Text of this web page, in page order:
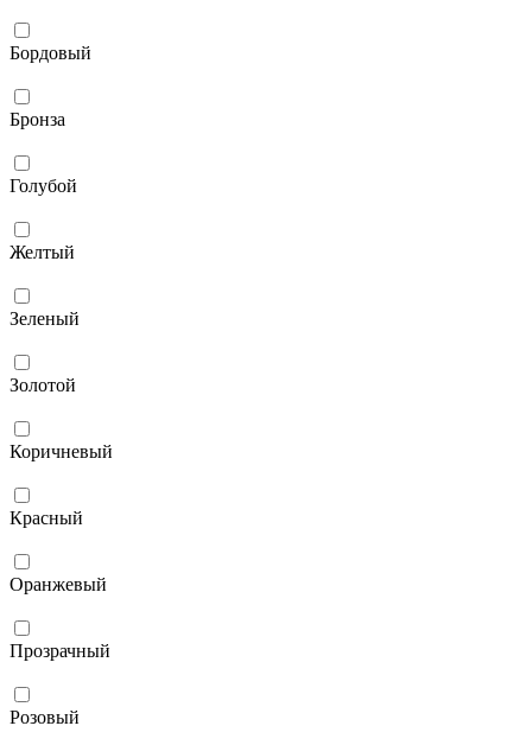
Бордовый
Бронза
Голубой
Желтый
Зеленый
Золотой
Коричневый
Красный
Оранжевый
Прозрачный
Розовый